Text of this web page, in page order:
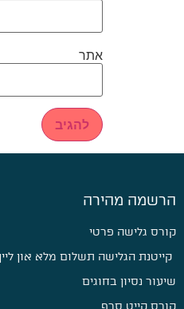
אתר
הרשמה מהירה
קורס גלישה פרטי
קייטנת הגלישה תשלום מלא און
שיעור נסיון בחוגים
קורס קייט סרף